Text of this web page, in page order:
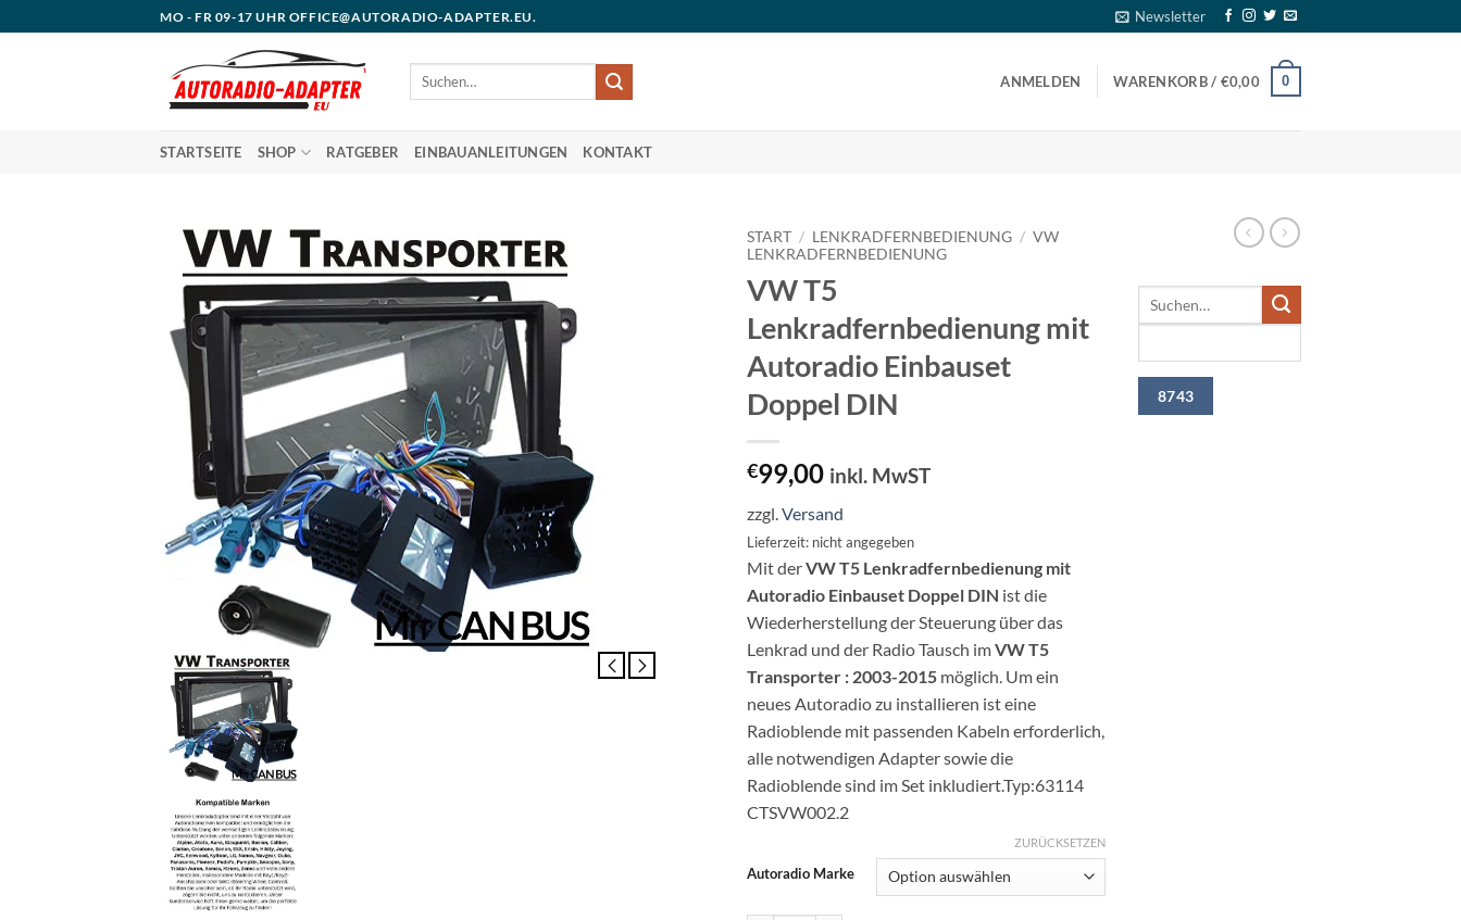
Inhalt
MO - FR 09-17 UHR OFFICE@AUTORADIO-ADAPTER.EU. Newsletter
Suchen
ANMELDEN WARENKORB / €0,00 0
STARTSEITE SHOP RATGEBER EINBAUANLEITUNGEN KONTAKT
START / LENKRADFERNBEDIENUNG / VW
LENKRADFERNBEDIENUNG
VW T5
Lenkradfernbedienung mit
Autoradio Einbauset
Doppel DIN
€99,00 inkl. MwST
zzgl. Versand
Lieferzeit: nicht angegeben
Mit derVW T5 Lenkradfernbedienung mit
Autoradio Einbauset Doppel DIN ist die
Wiederherstellung der Steuerung über das
Lenkrad und der Radio Tausch imVW T5
Transporter : 2003-2015 möglich. Um ein
neues Autoradio zu installieren ist eine
Radioblende mit passenden Kabeln erforderlich,
alle notwendigen Adapter sowie die
Radioblende sind im Set inkludiert.Typ:63114
CTSVW002.2
Autoradio Marke
ZURÜCKSETZEN